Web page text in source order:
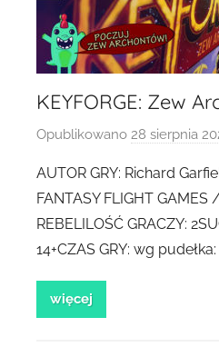
KEYFORGE: Zew
Opublikowano 28 sierpnia
AUTOR GRY: Richard
FANTASY FLIGHT GAMES
REBELILOŚĆ GRACZY:
14+CZAS GRY: wg
więcej